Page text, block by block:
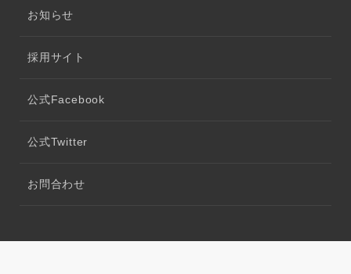
お知らせ
採用サイト
公式Facebook
公式Twitter
お問合わせ